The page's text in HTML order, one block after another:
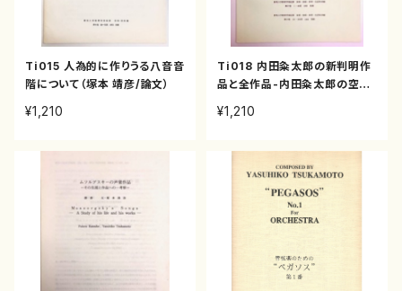
Ti015 人為的に作りうる八音音
階について（塚本 靖彦/論文）
¥1,210
Ti018 内田粂太郎の新判明作
品と全作品-内田粂太郎の空白
文）
¥1,210